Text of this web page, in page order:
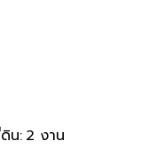
น: 2 งาน